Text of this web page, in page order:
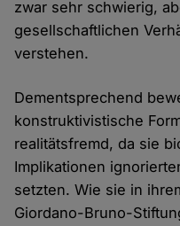
zwar sehr schwierig,
gesellschaftlichen
verstehen.
Dementsprechend
konstruktivistische
realitätsfremd, da sie
Implikationen
setzten. Wie sie in
Giordano-Bruno-